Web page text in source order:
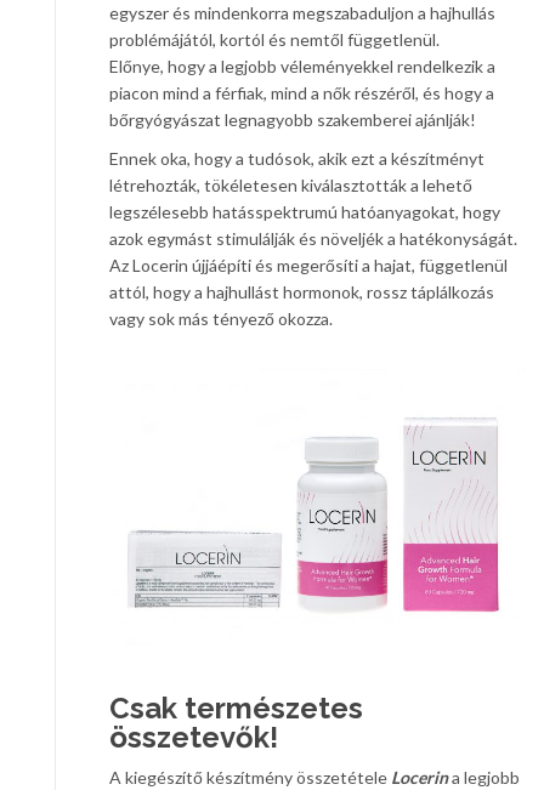
egyszer és mindenkorra megszabaduljon a hajhullás
problémájától, kortól és nemtől függetlenül.
Előnye, hogy a legjobb véleményekkel rendelkezik a
piacon mind a férfiak, mind a nők részéről, és hogy a
bőrgyógyászat legnagyobb szakemberei ajánlják!
Ennek oka, hogy a tudósok, akik ezt a készítményt
létrehozták, tökéletesen kiválasztották a lehető
legszélesebb hatásspektrumú hatóanyagokat, hogy
azok egymást stimulálják és növeljék a hatékonyságát.
Az Locerin újjáépíti és megerősíti a hajat, függetlenül
attól, hogy a hajhullást hormonok, rossz táplálkozás
vagy sok más tényező okozza.
Csak természetes
összetevők!
A kiegészítő készítmény összetétele Locerina legjobb